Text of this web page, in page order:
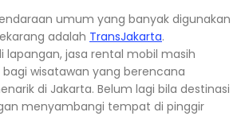
umum yang banyak digunakan
adalah TransJakarta.
lapangan, jasa rental mobil masih
wisatawan yang berencana
di Jakarta. Belum lagi bila destinasi
menyambangi tempat di pinggir